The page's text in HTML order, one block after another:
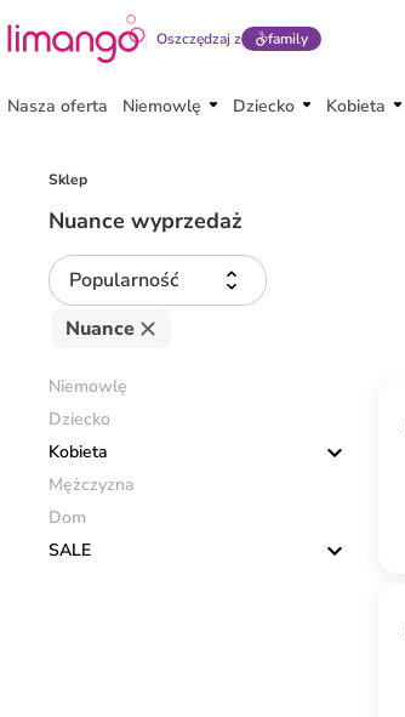
Oszczędzaj z family
Nasza oferta Niemowlę Dziecko Kobieta
Sklep
Nuance wyprzedaż
Popularność
Nuance
Niemowlę
Dziecko
Kobieta
Mężczyzna
Dom
SALE